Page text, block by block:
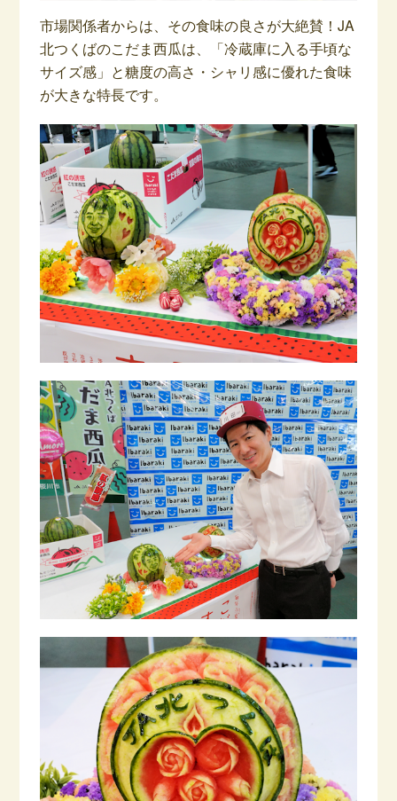
市場関係者からは、その食味の良さが大絶賛！JA
北つくばのこだま西瓜は、「冷蔵庫に入る手頃な
サイズ感」と糖度の高さ・シャリ感に優れた食味
が大きな特長です。